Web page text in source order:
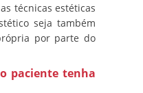
técnicas estéticas
seja também
por parte do
paciente tenha